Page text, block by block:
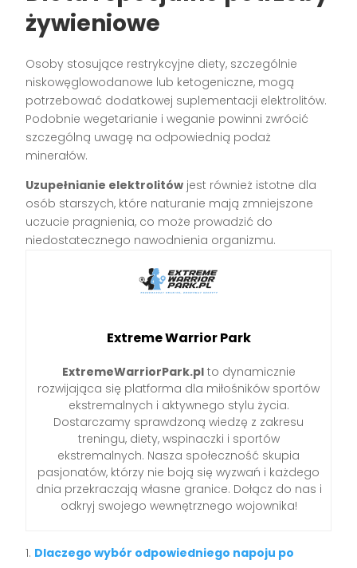
żywieniowe
Osoby stosujące restrykcyjne diety, szczególnie
niskowęglowodanowe lub ketogeniczne, mogą
potrzebować dodatkowej suplementacji elektrolitów.
Podobnie wegetarianie i weganie powinni zwrócić
szczególną uwagę na odpowiednią podaż
minerałów.
Uzupełnianie elektrolitów jest również istotne dla
osób starszych, które naturanie mają zmniejszone
uczucie pragnienia, co może prowadzić do
niedostatecznego nawodnienia organizmu.
Extreme Warrior Park
ExtremeWarriorPark.plto dynamicznie
rozwijająca się platforma dla miłośników sportów
ekstremalnych i aktywnego stylu życia.
Dostarczamy sprawdzoną wiedzę z zakresu
treningu, diety, wspinaczki i sportów
ekstremalnych. Nasza społeczność skupia
pasjonatów, którzy nie boją się wyzwań i każdego
dnia przekraczają własne granice. Dołącz do nas i
odkryj swojego wewnętrznego wojownika!
Dlaczego wybór odpowiedniego napoju po